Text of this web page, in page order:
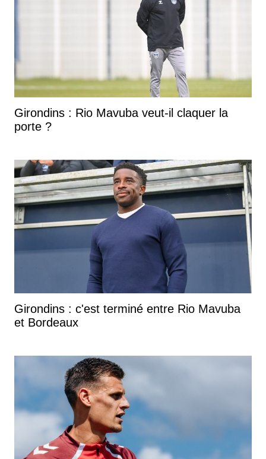
Girondins : Rio Mavuba veut-il claquer la
porte ?
Girondins : c'est terminé entre Rio Mavuba
et Bordeaux